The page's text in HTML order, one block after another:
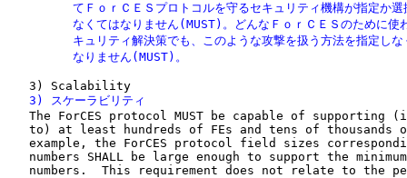
てＦｏｒＣＥＳプロトコルを守るセキュリティ機構が指定か選
なくてはなりません(MUST)。どんなＦｏｒＣＥＳのために使
キュリティ解決策でも、このような攻撃を扱う方法を指定しな
         なりません(MUST)。
   3) スケーラビリティ
The ForCES protocol MUST be capable of supporting
to) at least hundreds of FEs and tens of thousands
example, the ForCES protocol field sizes
numbers SHALL be large enough to support the
numbers.  This requirement does not relate to the